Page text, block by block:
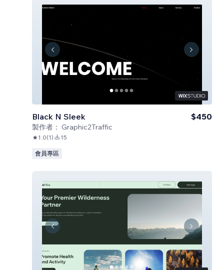
Black N Sleek
製作者： Graphic2Traffic
$450
1.0(1) 15
會員專區